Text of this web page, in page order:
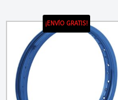
¡ENVÍO GRATIS!